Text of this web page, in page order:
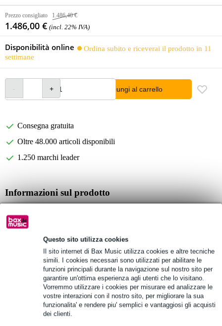
Questo sito utilizza cookies
Il sito internet di Bax Music utilizza cookies e altre tecniche
simili. I cookies necessari sono utilizzati per abilitare le
funzioni principali durante la navigazione sul nostro sito per
garantire un'ottima esperienza agli utenti che lo visitano.
Vorremmo utilizzare i cookies per misurare ed analizzare le
vostre interazioni con il nostro sito, per migliorare la sua
funzionalita' e rendere piu' semplici e vantaggiosi gli acquisti
dei clienti.
Prezzo consigliato 1.486,40 €
1.486,00 € (incl. 22% IVA)
Disponibilità online
Ordina subito e riceverai il prodotto in 11
settimane
Aggiungi al carrello
Consegna gratuita
Oltre 48.000 articoli disponibili
1.250 marchi leader
Informazioni sul prodotto
Vedi anche (4)
Vedi anche (8)